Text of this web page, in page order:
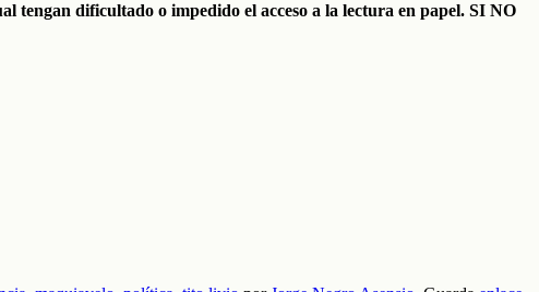
tengan dificultado o impedido el acceso a la lectura en papel. SI NO